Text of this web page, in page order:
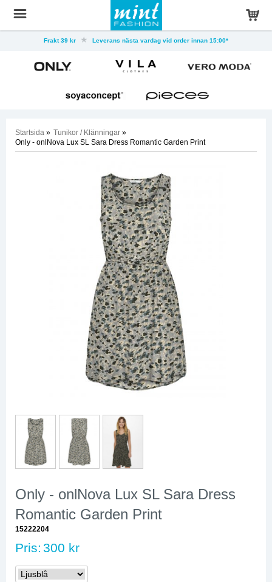
Frakt 39 kr Leverans nästa vardag vid order innan 15:00*
Startsida » Tunikor / Klänningar »
Only - onlNova Lux SL Sara Dress Romantic Garden Print
Only - onlNova Lux SL Sara Dress
Romantic Garden Print
15222204
Pris: 300 kr